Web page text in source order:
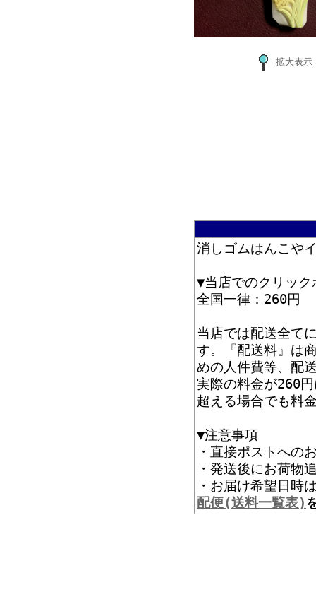
拡大表示
消しゴムはんこや
▼当店でのクリッ
全国一律：260円
当店では配送全て
す。『配送料』は
めの人件費等、配
実際の料金が260
超える場合でも料
▼注意事項
・直接ポストへの
・発送後にお荷物
・お届け希望
配便(送料一覧表)